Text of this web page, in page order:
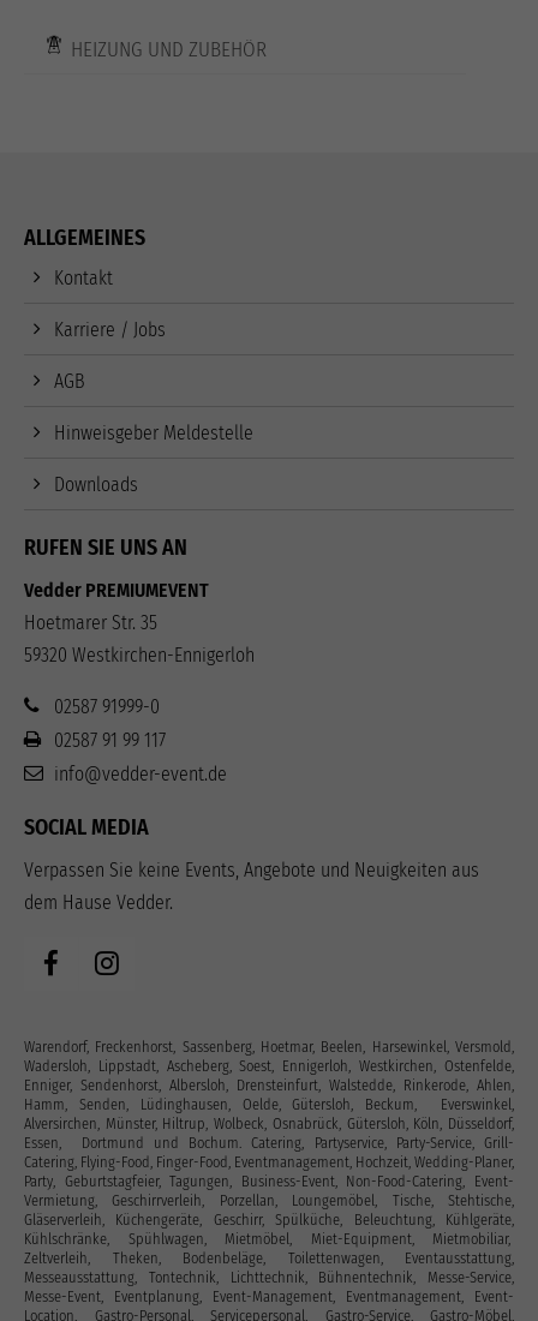
HEIZUNG UND ZUBEHÖR
ALLGEMEINES
Kontakt
Karriere / Jobs
AGB
Hinweisgeber Meldestelle
Downloads
RUFEN SIE UNS AN
Vedder PREMIUMEVENT
Hoetmarer Str. 35
59320 Westkirchen-Ennigerloh
02587 91999-0
02587 91 99 117
info@vedder-event.de
SOCIAL MEDIA
Verpassen Sie keine Events, Angebote und Neuigkeiten aus
dem Hause Vedder.
Warendorf, Freckenhorst, Sassenberg, Hoetmar, Beelen, Harsewinkel, Versmold,
Wadersloh, Lippstadt, Ascheberg, Soest, Ennigerloh, Westkirchen, Ostenfelde,
Enniger, Sendenhorst, Albersloh, Drensteinfurt, Walstedde, Rinkerode, Ahlen,
Hamm, Senden, Lüdinghausen, Oelde, Gütersloh, Beckum, Everswinkel,
Alversirchen, Münster, Hiltrup, Wolbeck, Osnabrück, Gütersloh, Köln, Düsseldorf,
Essen, Dortmund und Bochum. Catering, Partyservice, Party-Service, Grill-
Catering, Flying-Food, Finger-Food, Eventmanagement, Hochzeit, Wedding-Planer,
Party, Geburtstagfeier, Tagungen, Business-Event, Non-Food-Catering, Event-
Vermietung, Geschirrverleih, Porzellan, Loungemöbel, Tische, Stehtische,
Gläserverleih, Küchengeräte, Geschirr, Spülküche, Beleuchtung, Kühlgeräte,
Kühlschränke, Spühlwagen, Mietmöbel, Miet-Equipment, Mietmobiliar,
Zeltverleih, Theken, Bodenbeläge, Toilettenwagen, Eventausstattung‎,
Messeausstattung, Tontechnik, Lichttechnik, Bühnentechnik, Messe-Service,
Messe-Event, Eventplanung, Event-Management, Eventmanagement, Event-
Location, Gastro-Personal, Servicepersonal, Gastro-Service, Gastro-Möbel,